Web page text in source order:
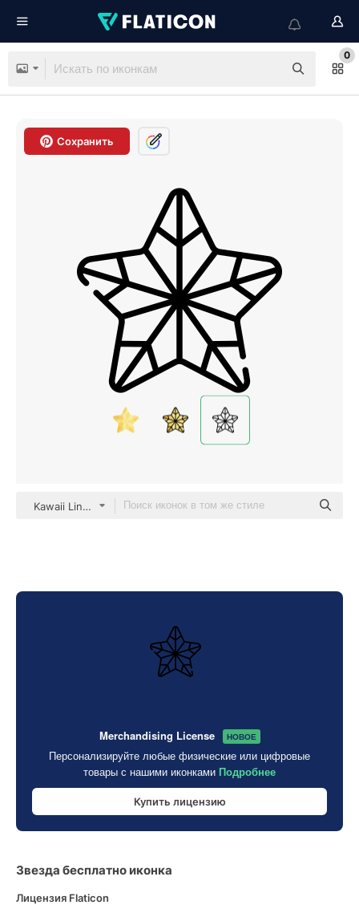
0
Сохранить
Kawaii Lineal
Merchandising License НОВОЕ
Персонализируйте любые физические или цифровые
товары с нашими иконками Подробнее
Купить лицензию
Звезда бесплатно иконка
Лицензия Flaticon